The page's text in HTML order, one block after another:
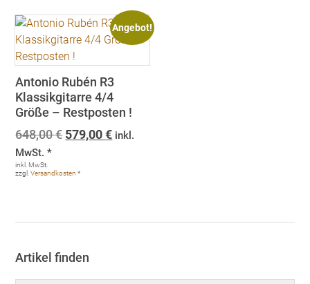
Angebot!
Antonio Rubén R3
Klassikgitarre 4/4
Größe – Restposten !
648,00€ Ursprünglicher
579,00€Aktueller
inkl.
MwSt. *
inkl. MwSt.
zzgl.Versandkosten *
Artikel finden